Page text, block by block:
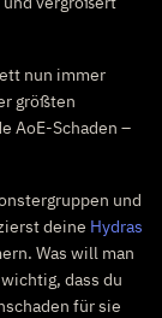
nun immer
größten
AoE-Schaden –
und
deine Hydras
Was will man
dass du
für sie